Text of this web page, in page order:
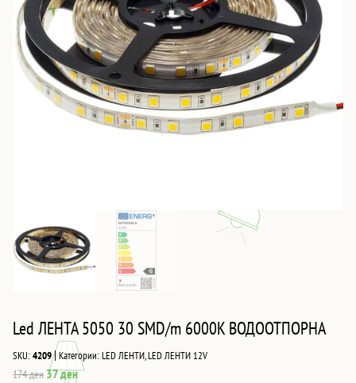
Led ЛЕНТА 5050 30 SMD/m 6000K ВОДООТПОРНА
SKU:4209|Категории:LED ЛЕНТИ,LED ЛЕНТИ 12V
174ден Original
37денCurrent